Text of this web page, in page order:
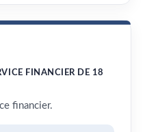
FINANCIER DE 18
financier.